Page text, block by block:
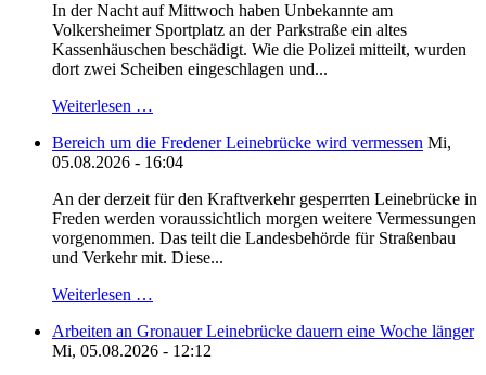
In der Nacht auf Mittwoch haben Unbekannte am
Volkersheimer Sportplatz an der Parkstraße ein altes
Kassenhäuschen beschädigt. Wie die Polizei mitteilt, wurden
dort zwei Scheiben eingeschlagen und...
Weiterlesen …
Bereich um die Fredener Leinebrücke wird vermessen Mi,
05.08.2026 - 16:04
An der derzeit für den Kraftverkehr gesperrten Leinebrücke in
Freden werden voraussichtlich morgen weitere Vermessungen
vorgenommen. Das teilt die Landesbehörde für Straßenbau
und Verkehr mit. Diese...
Weiterlesen …
Arbeiten an Gronauer Leinebrücke dauern eine Woche länger
Mi, 05.08.2026 - 12:12